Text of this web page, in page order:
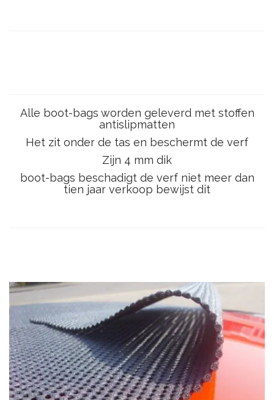
Alle boot-bags worden geleverd met stoffen
antislipmatten
Het zit onder de tas en beschermt de verf
Zijn 4 mm dik
boot-bags beschadigt de verf niet meer dan
tien jaar verkoop bewijst dit